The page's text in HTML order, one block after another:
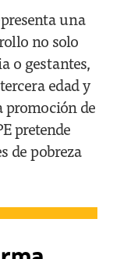
una
no solo
o gestantes,
edad y
promoción de
pretende
de pobreza